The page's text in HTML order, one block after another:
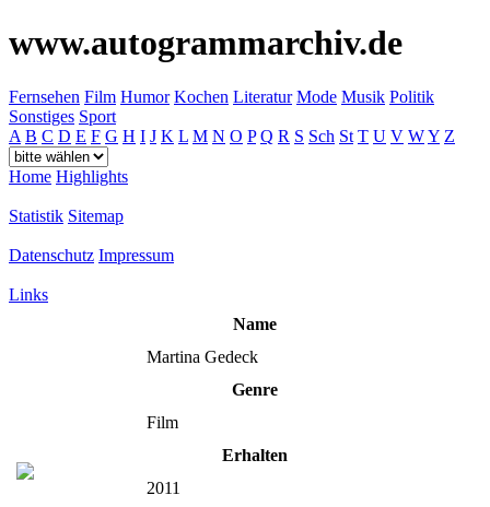
www.autogrammarchiv.de
Fernsehen Film Humor Kochen Literatur Mode Musik Politik
Sonstiges Sport
A B C D E F G H I J K L M N O P Q R S Sch St T U V WY Z
Home Highlights
Statistik Sitemap
Datenschutz Impressum
Links
Name
Martina Gedeck
Genre
Film
Erhalten
2011